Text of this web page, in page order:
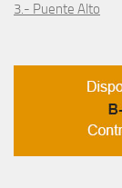
3.- Puente Alto